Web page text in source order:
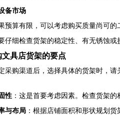
备市场
预算有限，可以考虑购买质量尚可的
仔细检查货架的稳定性、有无锈蚀
具店货架的要点
采购渠道后，选择具体的货架时，请
性 ：这是首要考虑因素。检查货架
与布局 ：根据店铺面积和形状规划